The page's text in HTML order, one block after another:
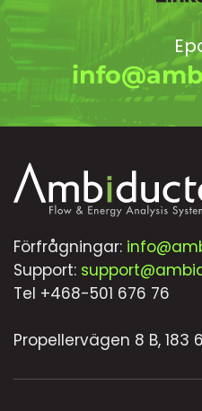
Förfrågningar:
Support:
Tel +468-501 676 76
Propellervägen 8 B, 183